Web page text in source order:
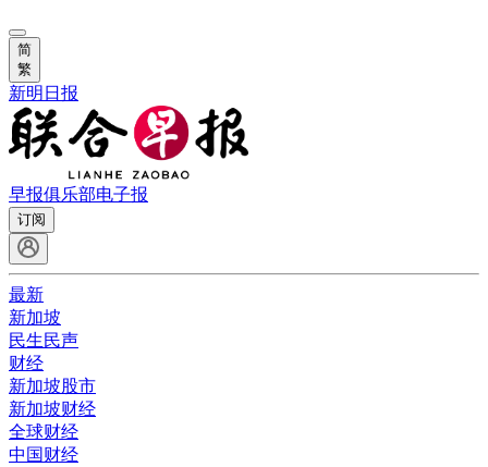
简
繁
新明日报
早报俱乐部电子报
订阅
最新
新加坡
民生民声
财经
新加坡股市
新加坡财经
全球财经
中国财经